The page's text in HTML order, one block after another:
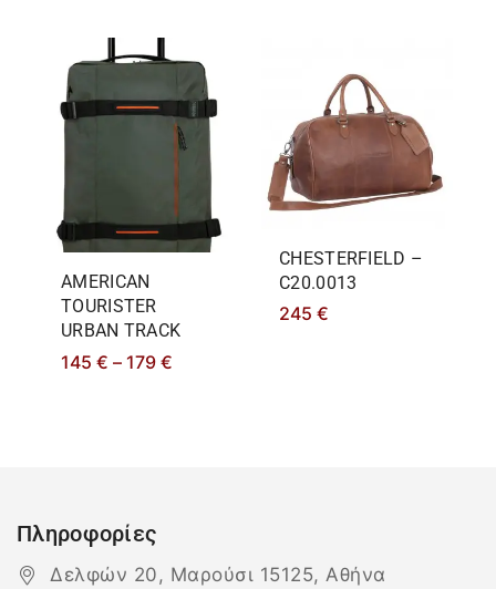
AMERICAN
TOURISTER
URBAN TRACK
145 € – 179 €
CHESTERFIELD –
C20.0013
245 €
Πληροφορίες
Δελφών 20, Μαρούσι 15125, Αθήνα